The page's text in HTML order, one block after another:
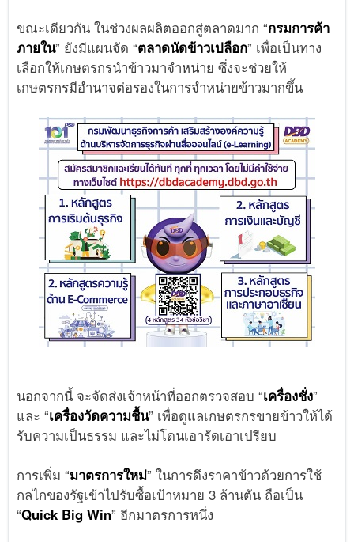
ขณะเดียวกัน ในช่วงผลผลิตออกสู่ตลาดมาก “กรมการค้า
ภายใน” ยังมีแผนจัด “ตลาดนัดข้าวเปลือก” เพื่อเป็นทาง
เลือกให้เกษตรกรนำข้าวมาจำหน่าย ซึ่งจะช่วยให้
เกษตรกรมีอำนาจต่อรองในการจำหน่ายข้าวมากขึ้น
นอกจากนี้ จะจัดส่งเจ้าหน้าที่ออกตรวจสอบ “เครื่องชั่ง”
และ “เครื่องวัดความชื้น” เพื่อดูแลเกษตรกรขายข้าวให้ได้
รับความเป็นธรรม และไม่โดนเอารัดเอาเปรียบ
การเพิ่ม “มาตรการใหม่” ในการดึงราคาข้าวด้วยการใช้
กลไกของรัฐเข้าไปรับซื้อเป้าหมาย 3 ล้านตัน ถือเป็น
“Quick Big Win” อีกมาตรการหนึ่ง